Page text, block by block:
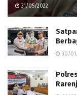
31/05/2022
30/